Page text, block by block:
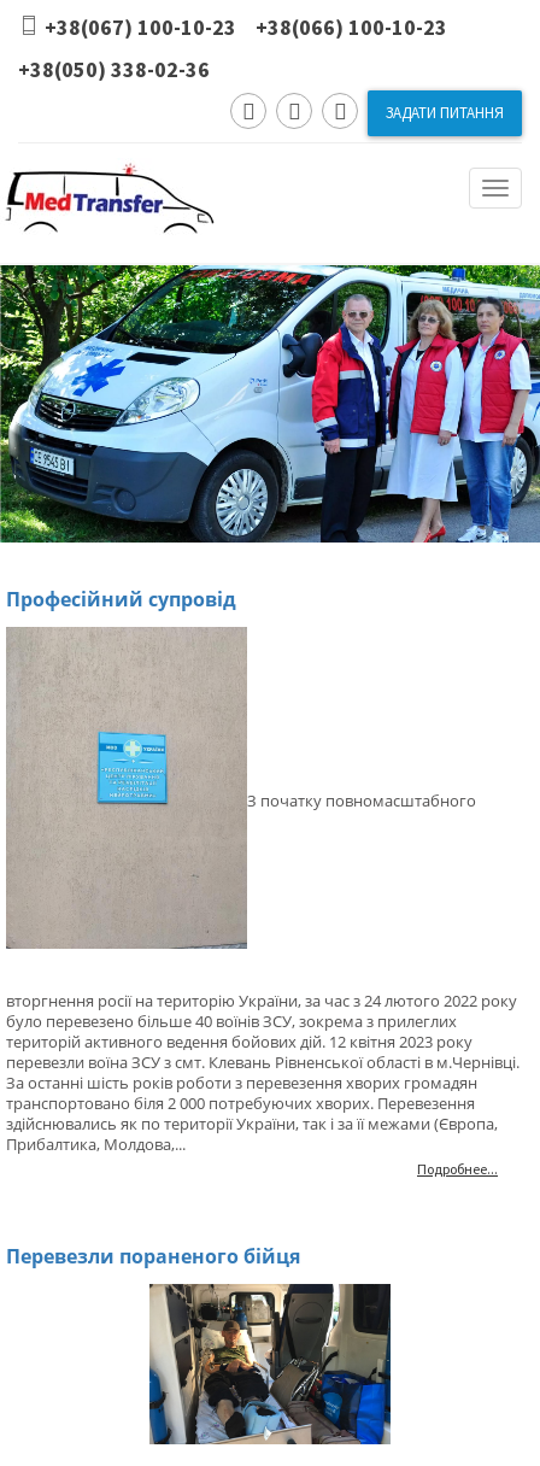
+38(067) 100-10-23 +38(066) 100-10-23
+38(050) 338-02-36
ЗАДАТИ ПИТАННЯ
Професійний супровід
З початку повномасштабного
вторгнення росії на територію України, за час з 24 лютого 2022 року
було перевезено більше 40 воїнів ЗСУ, зокрема з прилеглих
територій активного ведення бойових дій. 12 квітня 2023 року
перевезли воїна ЗСУ з смт. Клевань Рівненської області в м.Чернівці.
За останні шість років роботи з перевезення хворих громадян
транспортовано біля 2 000 потребуючих хворих. Перевезення
здійснювались як по території України, так і за її межами (Європа,
Прибалтика, Молдова,...
Подробнее...
Перевезли пораненого бійця